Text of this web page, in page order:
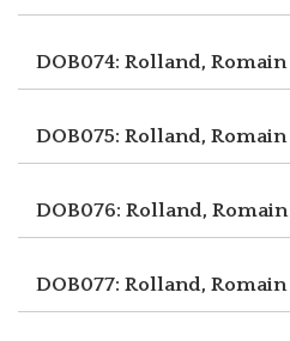
DOB074: Rolland, Romain
DOB075: Rolland, Romain
DOB076: Rolland, Romain
DOB077: Rolland, Romain